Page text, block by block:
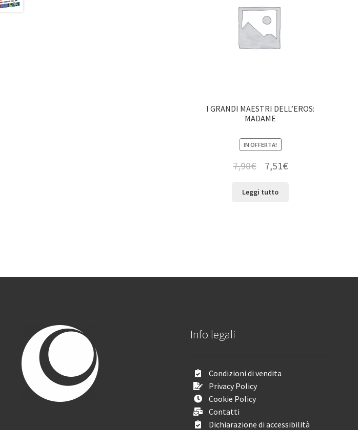
I GRANDI MAESTRI DELL’EROS:
MADAME
IN OFFERTA!
7,90€ 7,51€
Leggi tutto
Info legali
Condizioni di vendita
Privacy Policy
Cookie Policy
Contatti
Dichiarazione di accessibilità